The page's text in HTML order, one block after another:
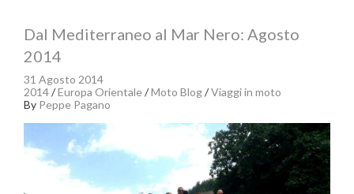
Dal Mediterraneo al Mar Nero: Agosto
2014
31 Agosto 2014
2014/Europa Orientale/Moto Blog/Viaggi in moto
By Peppe Pagano